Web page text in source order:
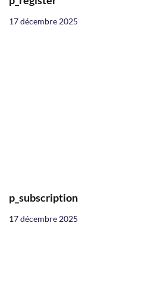
17 décembre 2025
p_subscription
17 décembre 2025